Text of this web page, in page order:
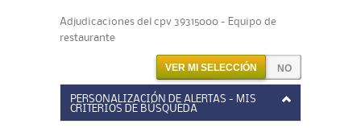
Adjudicaciones del cpv 39315000 - Equipo de
restaurante
VER MI SELECCIÓN
PERSONALIZACIÓN DE ALERTAS - MIS
CRITERIOS DE BÚSQUEDA